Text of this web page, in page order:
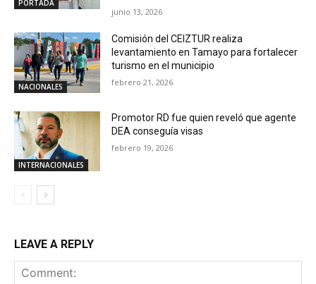
PORTADA
junio 13, 2026
NACIONALES
Comisión del CEIZTUR realiza
levantamiento en Tamayo para fortalecer
turismo en el municipio
febrero 21, 2026
INTERNACIONALES
Promotor RD fue quien reveló que agente
DEA conseguía visas
febrero 19, 2026
LEAVE A REPLY